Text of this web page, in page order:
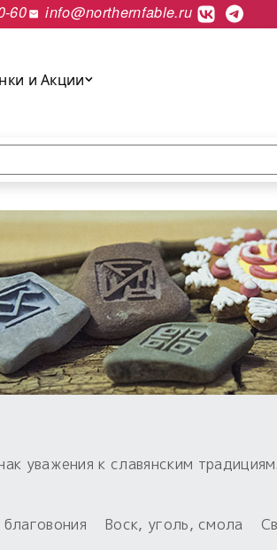
60 info@northernfable.ru
и Акции
уважения к славянским
Воск, уголь, смола